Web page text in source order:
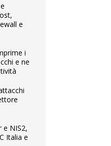
e
i
e ne
e NIS2,
Italia e